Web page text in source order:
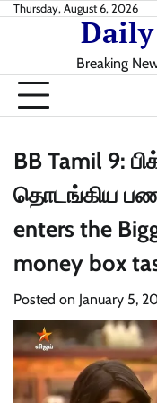
SkipThursday, August 6, 2026
Breaking
BB Tamil 9:
தொடங்கிய
enters the
money box
Posted on January 5,